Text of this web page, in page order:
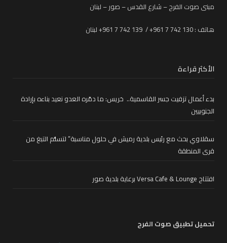
مبنى صوت الفرح – شارع القدس – صور – لبنان
هاتف : 130 742 7 961+ / 139 742 7 961+ لبنان
الأكثر قراءة
بدء أعمال تزفيت جسر القاسمية.. خريس: ما دمّره العدو نعيد بناءه بإرادة
الجنوبيين
سقلاوي بحث مع رئيس بلدية رميش في حلول مناسبة” لتسلُّم التبغ من
قرى المنطقة
افتتاح Versa Cafe & Lounge برعاية بلدية صور
تحميل تطبيق صوت الفرح